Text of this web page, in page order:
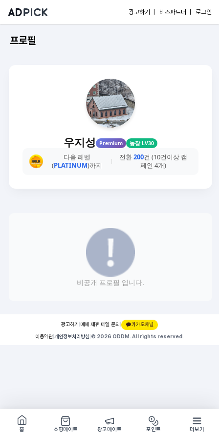
광고하기 | 비즈파트너 | 로그인
프로필
우지성 Premium 농장 LV30
다음 레벨
(PLATINUM)까지
전환200건 (10건이상 캠
페인 4개)
비공개 프로필 입니다.
광고하기 매체 제휴 메일 문의 |
카카오채널
이용약관 개인정보처리방침 © 2026 ODDM. All rights reserved.
쇼핑몰 구경하기
방문시 1G
홈
쇼핑메이트 광고메이트 포인트 더보기